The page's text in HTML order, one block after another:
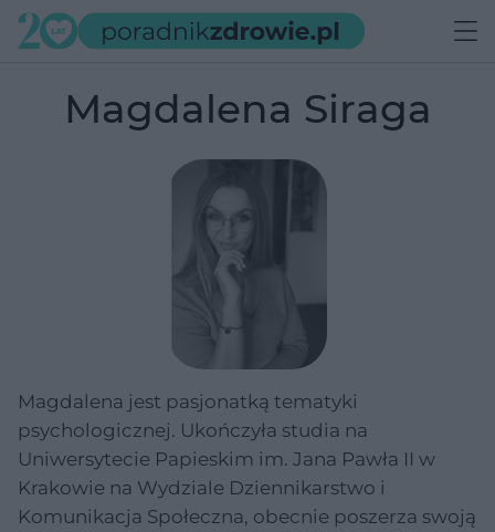
Magdalena Siraga
Magdalena jest pasjonatką tematyki
psychologicznej. Ukończyła studia na
Uniwersytecie Papieskim im. Jana Pawła II w
Krakowie na Wydziale Dziennikarstwo i
Komunikacja Społeczna, obecnie poszerza swoją